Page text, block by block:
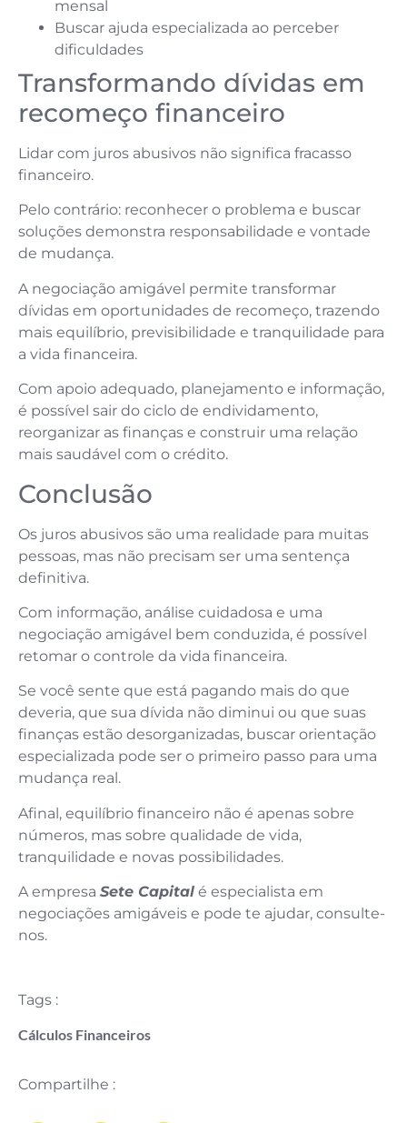
mensal
Buscar ajuda especializada ao perceber
dificuldades
Transformando dívidas em
recomeço financeiro
Lidar com juros abusivos não significa fracasso
financeiro.
Pelo contrário: reconhecer o problema e buscar
soluções demonstra responsabilidade e vontade
de mudança.
A negociação amigável permite transformar
dívidas em oportunidades de recomeço, trazendo
mais equilíbrio, previsibilidade e tranquilidade para
a vida financeira.
Com apoio adequado, planejamento e informação,
é possível sair do ciclo de endividamento,
reorganizar as finanças e construir uma relação
mais saudável com o crédito.
Conclusão
Os juros abusivos são uma realidade para muitas
pessoas, mas não precisam ser uma sentença
definitiva.
Com informação, análise cuidadosa e uma
negociação amigável bem conduzida, é possível
retomar o controle da vida financeira.
Se você sente que está pagando mais do que
deveria, que sua dívida não diminui ou que suas
finanças estão desorganizadas, buscar orientação
especializada pode ser o primeiro passo para uma
mudança real.
Afinal, equilíbrio financeiro não é apenas sobre
números, mas sobre qualidade de vida,
tranquilidade e novas possibilidades.
A empresa Sete Capital é especialista em
negociações amigáveis e pode te ajudar, consulte-
nos.
Tags :
Cálculos Financeiros
Compartilhe :